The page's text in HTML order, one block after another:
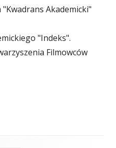
Akademicki"
"Indeks".
Filmowców